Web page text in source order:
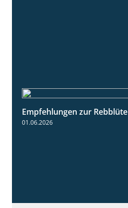
Empfehlungen zur Rebblüte
01.06.2026